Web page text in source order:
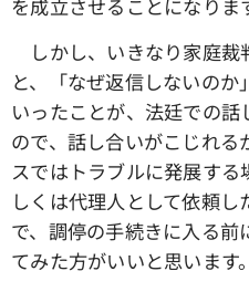
を成立させることになりま
しかし、いきなり家庭裁
と、「なぜ返信しないの
いったことが、法廷での
ので、話し合いがこじれ
スではトラブルに発展す
しくは代理人として依頼
で、調停の手続きに入る
てみた方がいいと思います。